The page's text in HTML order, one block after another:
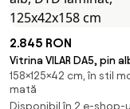
2.845 RON
Vitrina VILAR DA5, pin
laminat, 125x42x158 cm
158×125×42 cm, în stil
mată
Disponibil în 2 e-shop-